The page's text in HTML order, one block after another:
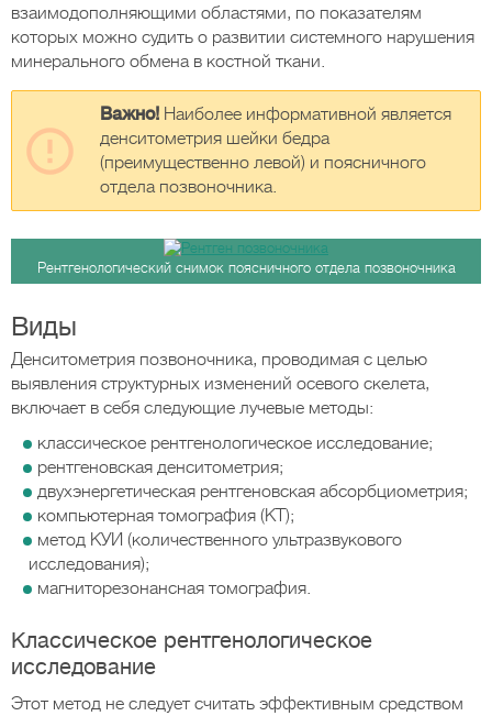
взаимодополняющими областями, по показателям
которых можно судить о развитии системного нарушения
минерального обмена в костной ткани.
Важно! Наиболее информативной является
денситометрия шейки бедра
(преимущественно левой) и поясничного
отдела позвоночника.
Рентгенологический снимок поясничного отдела позвоночника
Виды
Денситометрия позвоночника, проводимая с целью
выявления структурных изменений осевого скелета,
включает в себя следующие лучевые методы:
классическое рентгенологическое исследование;
рентгеновская денситометрия;
двухэнергетическая рентгеновская абсорбциометрия;
компьютерная томография (КТ);
метод КУИ (количественного ультразвукового
исследования);
магниторезонансная томография.
Классическое рентгенологическое
исследование
Этот метод не следует считать эффективным средством